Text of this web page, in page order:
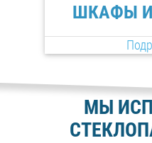
ШКАФЫ
МЫ